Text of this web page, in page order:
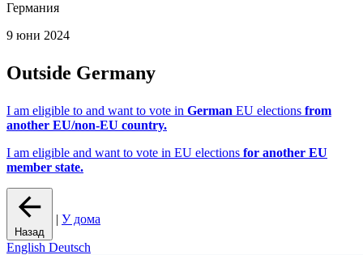
Германия
9 юни 2024
Outside Germany
I am eligible to and want to vote in German EU elections from
another EU/non-EU country.
I am eligible and want to vote in EU elections for another EU
member state.
Назад
| У дома
English Deutsch